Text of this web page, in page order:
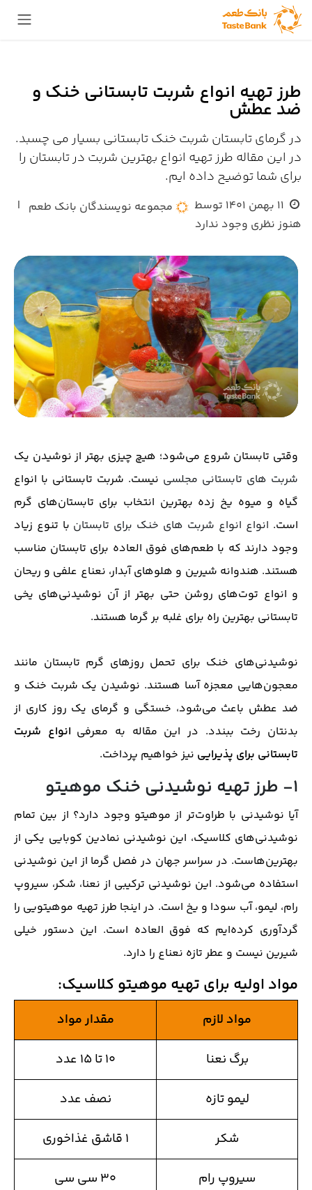
Skip to Content
طرز تهیه انواع شربت تابستانی خنک و
ضد عطش
در گرمای تابستان شربت خنک تابستانی بسیار می چسبد.
در این مقاله طرز تهیه انواع بهترین شربت در تابستان را
برای شما توضیح داده ایم.
11 بهمن 1401 توسط مجموعه نویسندگان بانک طعم |
هنوز نظری وجود ندارد
وقتی تابستان شروع می‌شود؛ هیچ چیزی بهتر از نوشیدن یک
شربت های تابستانی مجلسی نیست. شربت تابستانی با انواع
گیاه و میوه یخ زده بهترین انتخاب برای تابستان‌های گرم
است. انواع انواع شربت های خنک برای تابستان با تنوع زیاد
وجود دارند که با طعم‌های فوق العاده برای تابستان مناسب
هستند. هندوانه شیرین و هلوهای آبدار، نعناع علفی و ریحان
و انواع توت‌های روشن حتی بهتر از آن نوشیدنی‌های یخی
تابستانی بهترین راه برای غلبه بر گرما هستند.
نوشیدنی‌های خنک برای تحمل روزهای گرم تابستان مانند
معجون‌هایی معجزه آسا هستند. نوشیدن یک شربت خنک و
ضد عطش باعث می‌شود، خستگی و گرمای یک روز کاری از
بدنتان رخت ببندد. در این مقاله به معرفی انواع شربت
تابستانی برای پذیرایی نیز خواهیم پرداخت.
1- طرز تهیه نوشیدنی خنک موهیتو
آیا نوشیدنی با طراوت‌تر از موهیتو وجود دارد؟ از بین تمام
نوشیدنی‌های کلاسیک، این نوشیدنی نمادین کوبایی یکی از
بهترین‌هاست. در سراسر جهان در فصل گرما از این نوشیدنی
استفاده می‌شود. این نوشیدنی ترکیبی از نعنا، شکر، سیروپ
رام، لیمو، آب سودا و یخ است. در اینجا طرز تهیه موهیتویی را
گردآوری کرده‌ایم که فوق العاده است. این دستور خیلی
شیرین نیست و عطر تازه نعناع را دارد.
مواد اولیه برای تهیه موهیتو کلاسیک:
مواد لازم مقدار مواد
برگ نعنا ۱۰ تا ۱۵ عدد
لیمو تازه نصف عدد
شکر ۱ قاشق غذاخوری
سیروپ رام ۳۰ سی سی